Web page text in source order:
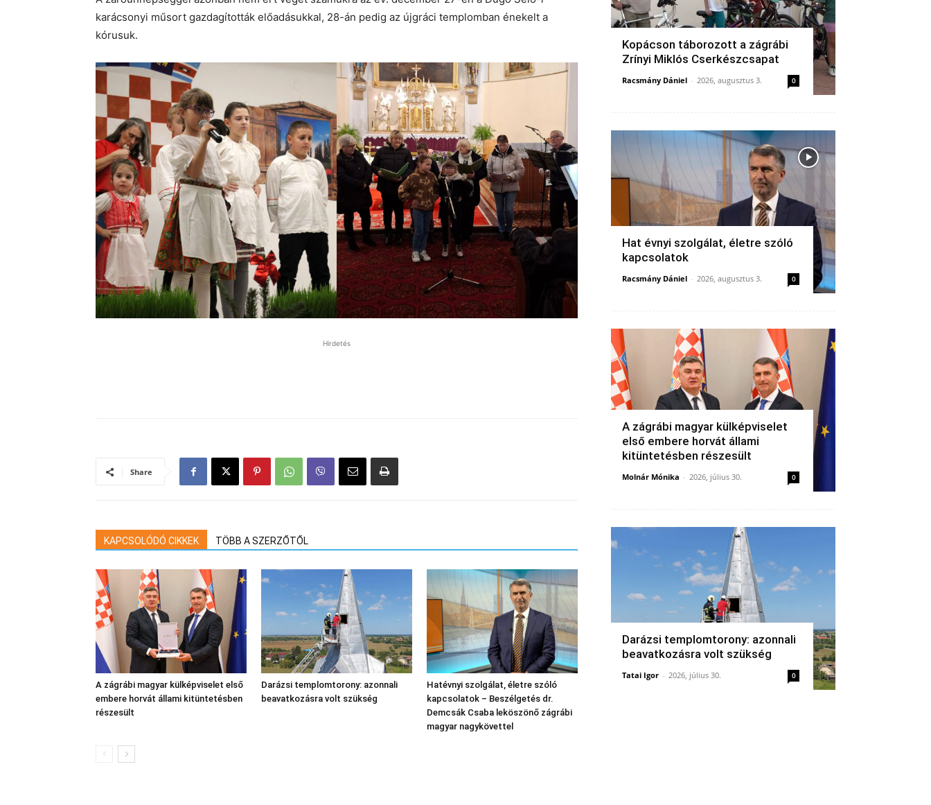
karácsonyi műsort gazdagították előadásukkal, 28-án pedig az újgráci templomban énekelt a
kórusuk.
Hirdetés
Share
KAPCSOLÓDÓ CIKKEK TÖBB A SZERZŐTŐL
A zágrábi magyar külképviselet első
embere horvát állami kitüntetésben
részesült
Darázsi templomtorony: azonnali
beavatkozásra volt szükség
Hatévnyi szolgálat, életre szóló
kapcsolatok – Beszélgetés dr.
Demcsák Csaba leköszönő zágrábi
magyar nagykövettel
Kopácson táborozott a zágrábi
Zrínyi Miklós Cserkészcsapat
Racsmány Dániel - 2026, augusztus 3. 0
Hat évnyi szolgálat, életre szóló
kapcsolatok
Racsmány Dániel - 2026, augusztus 3. 0
A zágrábi magyar külképviselet
első embere horvát állami
kitüntetésben részesült
Molnár Mónika - 2026, július 30. 0
Darázsi templomtorony: azonnali
beavatkozásra volt szükség
Tatai Igor - 2026, július 30. 0